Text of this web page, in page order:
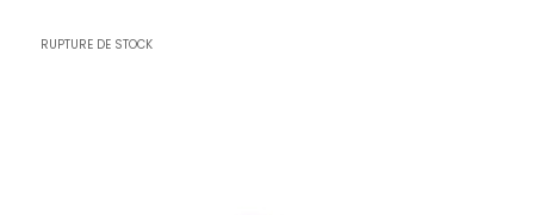
RUPTURE DE STOCK